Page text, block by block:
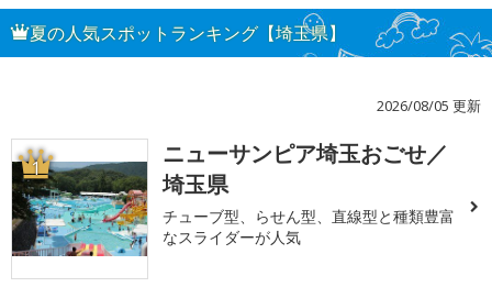
夏の人気スポットランキング【埼玉県】
2026/08/05 更新
1
ニューサンピア埼玉おごせ／
埼玉県
チューブ型、らせん型、直線型と種類豊富
なスライダーが人気